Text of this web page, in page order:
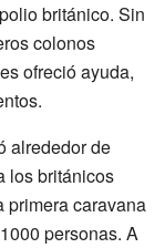
británico. Sin
colonos
ofreció ayuda,
alrededor de
los británicos
primera caravana
personas. A